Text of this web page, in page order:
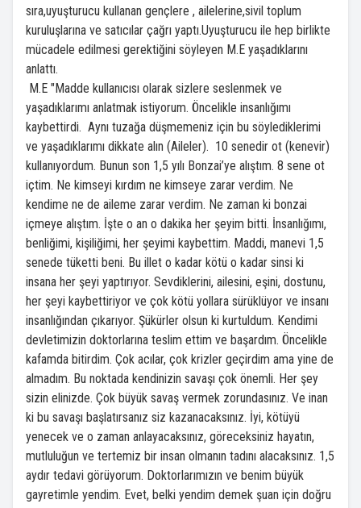
sıra,uyuşturucu kullanan gençlere , ailelerine,sivil toplum
kuruluşlarına ve satıcılar çağrı yaptı.Uyuşturucu ile hep birlikte
mücadele edilmesi gerektiğini söyleyen M.E yaşadıklarını
anlattı.
M.E "Madde kullanıcısı olarak sizlere seslenmek ve
yaşadıklarımı anlatmak istiyorum. Öncelikle insanlığımı
kaybettirdi. Aynı tuzağa düşmemeniz için bu söylediklerimi
ve yaşadıklarımı dikkate alın (Aileler). 10 senedir ot (kenevir)
kullanıyordum. Bunun son 1,5 yılı Bonzai’ye alıştım. 8 sene ot
içtim. Ne kimseyi kırdım ne kimseye zarar verdim. Ne
kendime ne de aileme zarar verdim. Ne zaman ki bonzai
içmeye alıştım. İşte o an o dakika her şeyim bitti. İnsanlığımı,
benliğimi, kişiliğimi, her şeyimi kaybettim. Maddi, manevi 1,5
senede tüketti beni. Bu illet o kadar kötü o kadar sinsi ki
insana her şeyi yaptırıyor. Sevdiklerini, ailesini, eşini, dostunu,
her şeyi kaybettiriyor ve çok kötü yollara sürüklüyor ve insanı
insanlığından çıkarıyor. Şükürler olsun ki kurtuldum. Kendimi
devletimizin doktorlarına teslim ettim ve başardım. Öncelikle
kafamda bitirdim. Çok acılar, çok krizler geçirdim ama yine de
almadım. Bu noktada kendinizin savaşı çok önemli. Her şey
sizin elinizde. Çok büyük savaş vermek zorundasınız. Ve inan
ki bu savaşı başlatırsanız siz kazanacaksınız. İyi, kötüyü
yenecek ve o zaman anlayacaksınız, göreceksiniz hayatın,
mutluluğun ve tertemiz bir insan olmanın tadını alacaksınız. 1,5
aydır tedavi görüyorum. Doktorlarımızın ve benim büyük
gayretimle yendim. Evet, belki yendim demek şuan için doğru